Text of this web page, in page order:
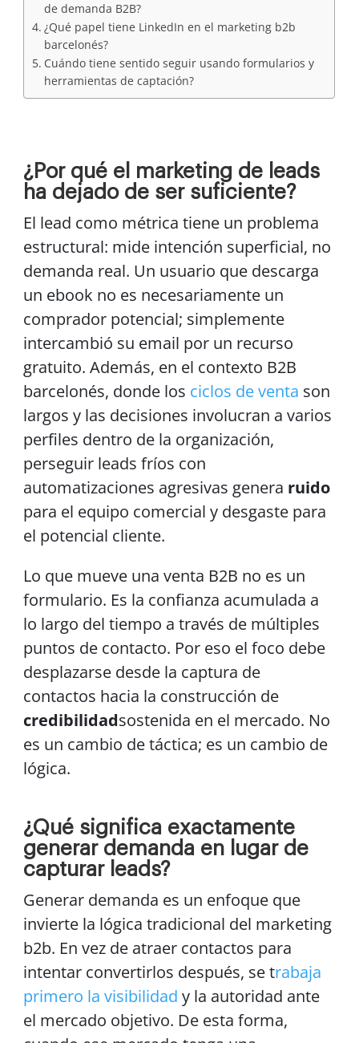
de demanda B2B?
¿Qué papel tiene LinkedIn en el marketing b2b
barcelonés?
Cuándo tiene sentido seguir usando formularios y
herramientas de captación?
¿Por qué el marketing de leads
ha dejado de ser suficiente?
El lead como métrica tiene un problema
estructural: mide intención superficial, no
demanda real. Un usuario que descarga
un ebook no es necesariamente un
comprador potencial; simplemente
intercambió su email por un recurso
gratuito. Además, en el contexto B2B
barcelonés, donde los ciclos de venta son
largos y las decisiones involucran a varios
perfiles dentro de la organización,
perseguir leads fríos con
automatizaciones agresivas genera ruido
para el equipo comercial y desgaste para
el potencial cliente.
Lo que mueve una venta B2B no es un
formulario. Es la confianza acumulada a
lo largo del tiempo a través de múltiples
puntos de contacto. Por eso el foco debe
desplazarse desde la captura de
contactos hacia la construcción de
credibilidadsostenida en el mercado. No
es un cambio de táctica; es un cambio de
lógica.
¿Qué significa exactamente
generar demanda en lugar de
capturar leads?
Generar demanda es un enfoque que
invierte la lógica tradicional del marketing
b2b. En vez de atraer contactos para
intentar convertirlos después, se trabaja
primero la visibilidad y la autoridad ante
el mercado objetivo. De esta forma,